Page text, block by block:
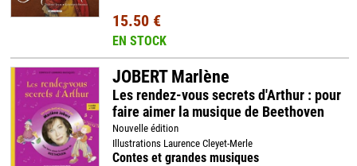
15.50 €
EN STOCK
JOBERT Marlène
Les rendez-vous secrets d'Arthur : pour
faire aimer la musique de Beethoven
Nouvelle édition
Illustrations Laurence Cleyet-Merle
Contes et grandes musiques